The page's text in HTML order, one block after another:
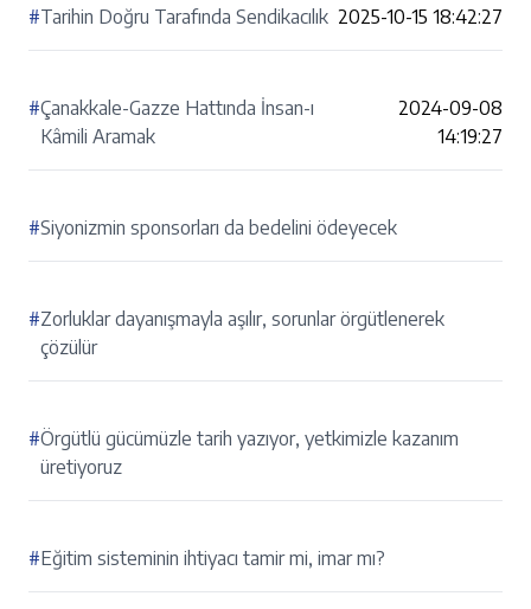
#Tarihin Doğru Tarafında Sendikacılık 2025-10-15 18:42:27
#Çanakkale-Gazze Hattında İnsan-ı
Kâmili Aramak
2024-09-08
14:19:27
#Siyonizmin sponsorları da bedelini ödeyecek
#Zorluklar dayanışmayla aşılır, sorunlar örgütlenerek
çözülür
#Örgütlü gücümüzle tarih yazıyor, yetkimizle kazanım
üretiyoruz
#Eğitim sisteminin ihtiyacı tamir mi, imar mı?